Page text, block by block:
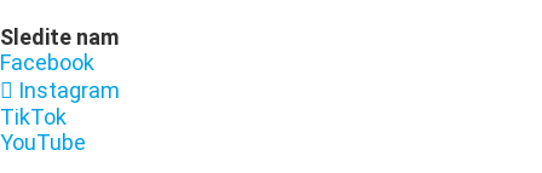
Sledite nam
Facebook
Instagram
TikTok
YouTube